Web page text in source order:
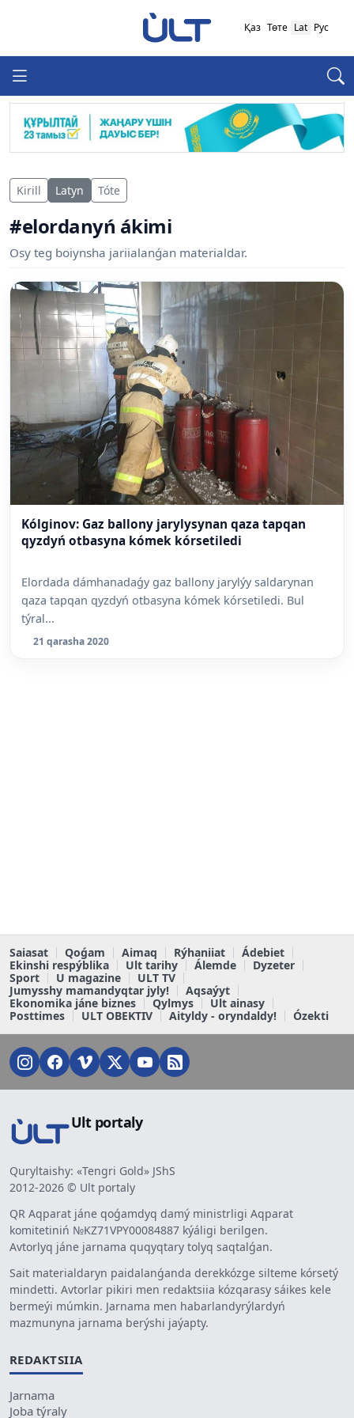
Қаз Төте Lat Рус
Kirill Latyn Tóte
#elordanyń ákimi
Osy teg boiynsha jariialanǵan materialdar.
Kólginov: Gaz ballony jarylysynan qaza tapqan
qyzdyń otbasyna kómek kórsetiledi
Elordada dámhanadaǵy gaz ballony jarylýy saldarynan
qaza tapqan qyzdyń otbasyna kómek kórsetiledi. Bul
týral...
21 qarasha 2020
Saiasat Qoǵam Aimaq Rýhaniiat
Ádebiet
Ekinshi respýblika
Ult tarihy Álemde
Dyzeter
Sport
U magazine
ULT TV
Jumysshy mamandyqtar jyly!
Aqsaýyt
Ekonomika jáne biznes
Qylmys
Ult ainasy
Posttimes
ULT OBEKTIV Aityldy - oryndaldy! Ózekti
Ult portaly
Quryltaishy: «Tengri Gold» JShS
2012-2026 © Ult portaly
QR Aqparat jáne qoǵamdyq damý ministrligi Aqparat
komitetiniń №KZ71VPY00084887 kýáligi berilgen.
Avtorlyq jáne jarnama quqyqtary tolyq saqtalǵan.
Sait materialdaryn paidalanǵanda derekkózge silteme kórsetý
mindetti. Avtorlar pikiri men redaktsiia kózqarasy sáikes kele
bermeýi múmkin. Jarnama men habarlandyrýlardyń
mazmunyna jarnama berýshi jaýapty.
REDAKTSIIA
Jarnama
Joba týraly